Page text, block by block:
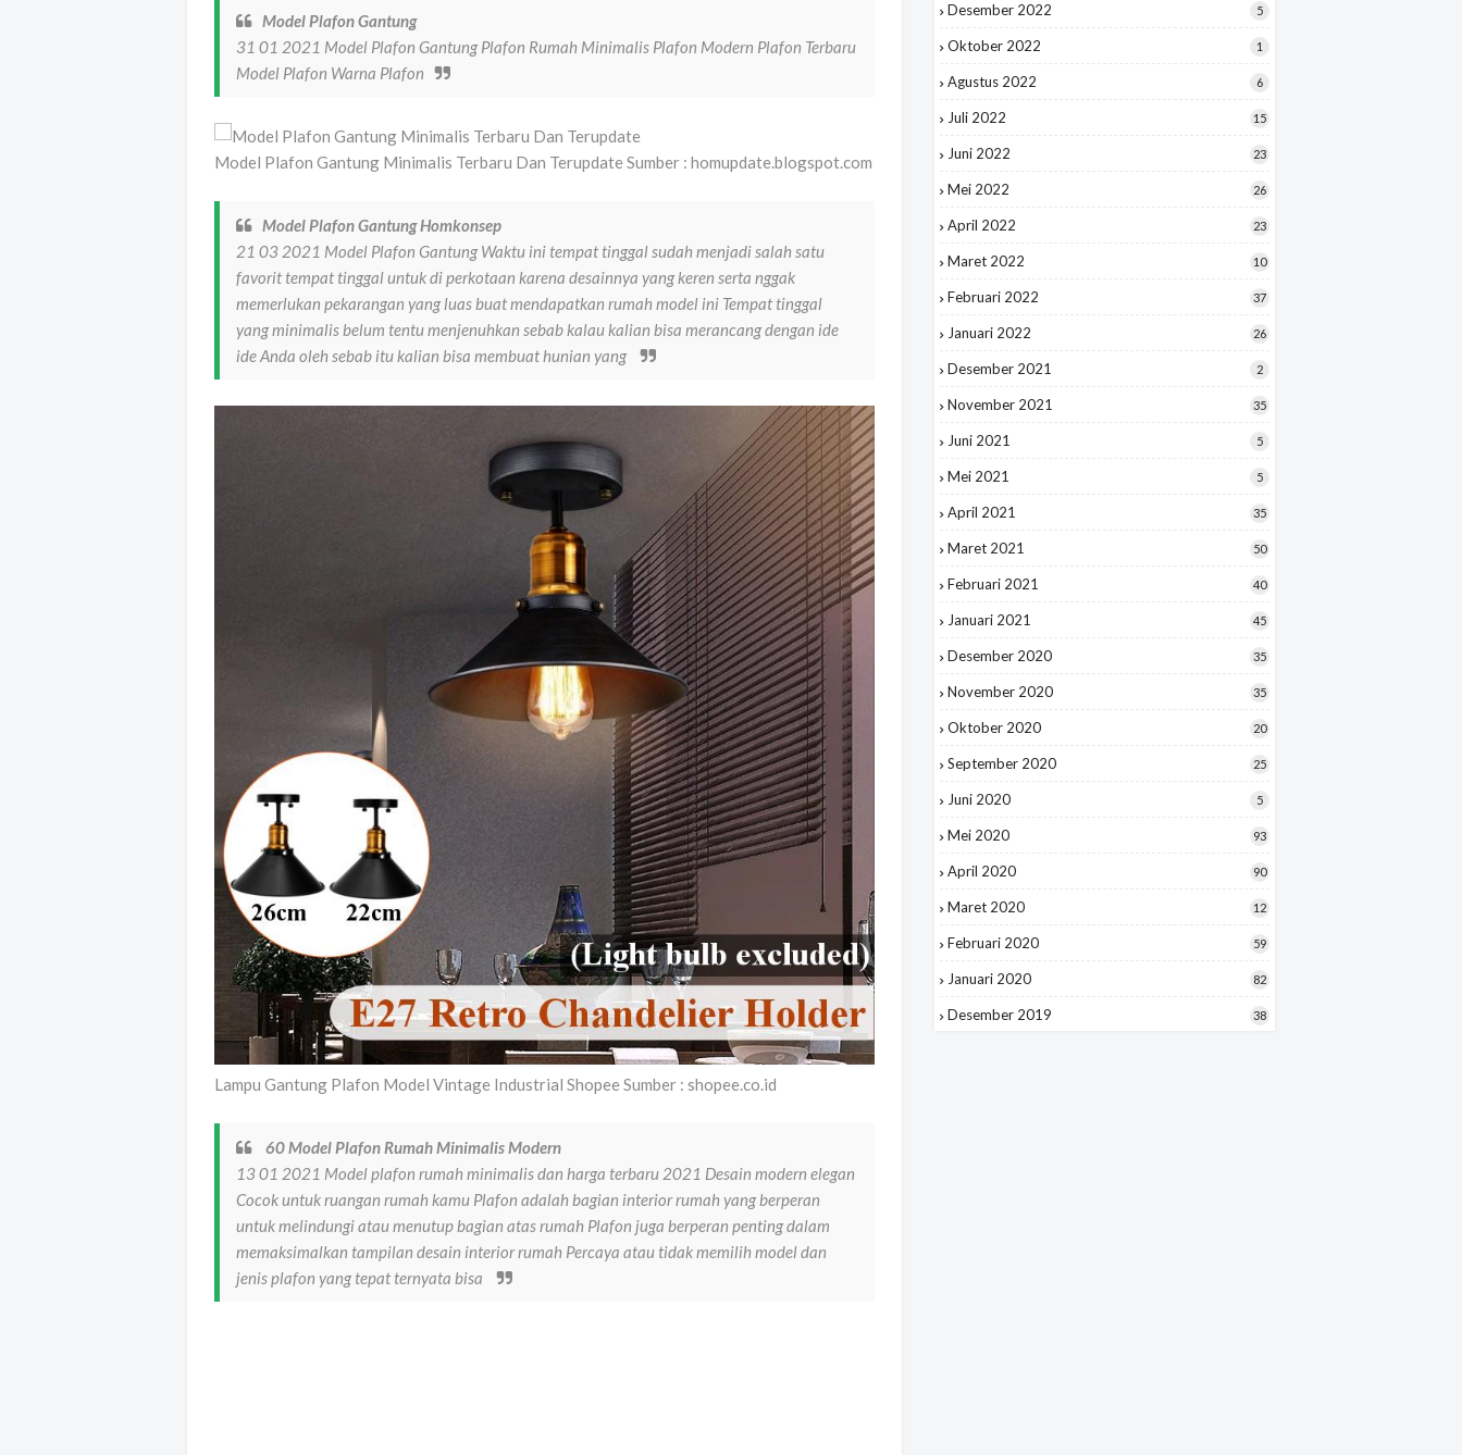
Model Plafon Gantung
31 01 2021 Model Plafon Gantung Plafon Rumah Minimalis Plafon Modern Plafon Terbaru
Model Plafon Warna Plafon
Model Plafon Gantung Minimalis Terbaru Dan Terupdate Sumber : homupdate.blogspot.com
Model Plafon Gantung Homkonsep
21 03 2021 Model Plafon Gantung Waktu ini tempat tinggal sudah menjadi salah satu
favorit tempat tinggal untuk di perkotaan karena desainnya yang keren serta nggak
memerlukan pekarangan yang luas buat mendapatkan rumah model ini Tempat tinggal
yang minimalis belum tentu menjenuhkan sebab kalau kalian bisa merancang dengan ide
ide Anda oleh sebab itu kalian bisa membuat hunian yang
Lampu Gantung Plafon Model Vintage Industrial Shopee Sumber : shopee.co.id
60 Model Plafon Rumah Minimalis Modern
13 01 2021 Model plafon rumah minimalis dan harga terbaru 2021 Desain modern elegan
Cocok untuk ruangan rumah kamu Plafon adalah bagian interior rumah yang berperan
untuk melindungi atau menutup bagian atas rumah Plafon juga berperan penting dalam
memaksimalkan tampilan desain interior rumah Percaya atau tidak memilih model dan
jenis plafon yang tepat ternyata bisa
Desember 2022 5
Oktober 2022 1
Agustus 2022 6
Juli 2022 15
Juni 2022 23
Mei 2022 26
April 2022 23
Maret 2022 10
Februari 2022 37
Januari 2022 26
Desember 2021 2
November 2021 35
Juni 2021 5
Mei 2021 5
April 2021 35
Maret 2021 50
Februari 2021 40
Januari 2021 45
Desember 2020 35
November 2020 35
Oktober 2020 20
September 2020 25
Juni 2020 5
Mei 2020 93
April 2020 90
Maret 2020 12
Februari 2020 59
Januari 2020 82
Desember 2019 38